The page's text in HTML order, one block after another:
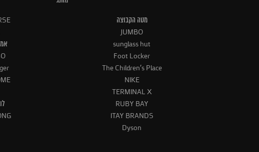
מטה הקבוצה
JUMBO
sunglass hut
Foot Locker
The Children's Place
NIKE
TERMINAL X
RUBY BAY
ITAY BRANDS
Dyson